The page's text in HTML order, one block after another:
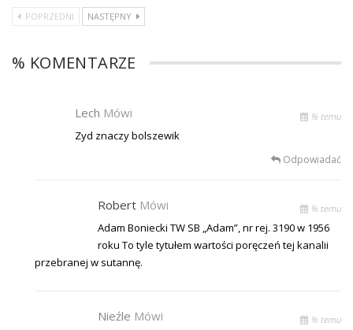
POPRZEDNI NASTĘPNY
% KOMENTARZE
Lech Mówi % temu
Zyd znaczy bolszewik
Odpowiadać
Robert Mówi % temu
Adam Boniecki TW SB „Adam”, nr rej. 3190 w 1956
roku To tyle tytułem wartości poręczeń tej kanalii
przebranej w sutannę.
Nieźle Mówi % temu